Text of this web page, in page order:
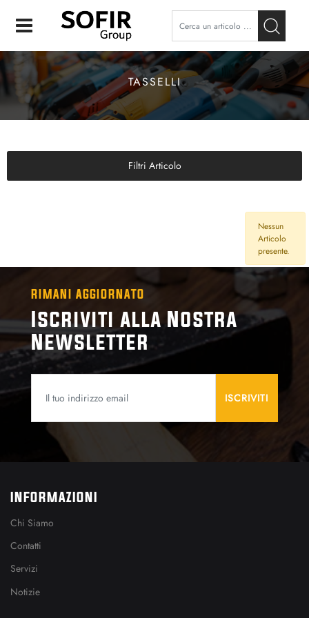
TASSELLI
Filtri Articolo
Nessun
Articolo
presente.
RIMANI AGGIORNATO
Iscriviti alla Nostra
Newsletter
INFORMAZIONI
Chi Siamo
Contatti
Servizi
Notizie